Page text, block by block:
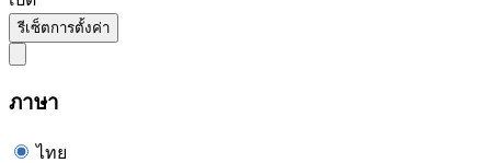
รีเซ็ตการตั้งค่า
ภาษา
ไทย